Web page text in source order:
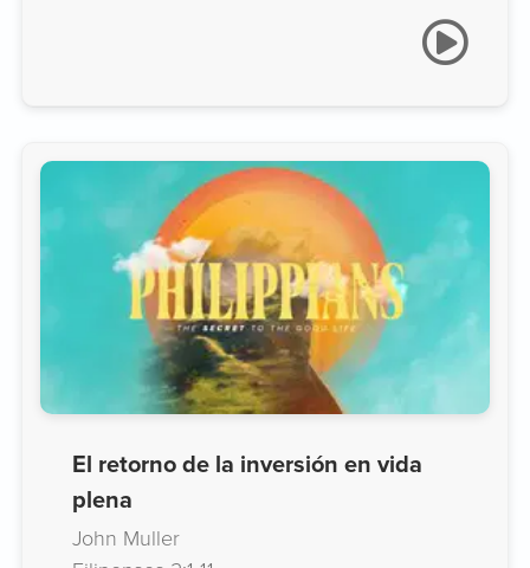
El retorno de la inversión en vida
plena
John Muller